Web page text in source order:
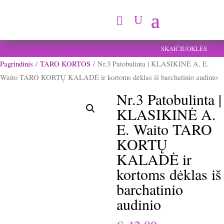
SKAIČIUOKLĖS
Pagrindinis / TARO KORTOS / Nr.3 Patobulinta | KLASIKINĖ A. E.
Waito TARO KORTŲ KALADĖ ir kortoms dėklas iš barchatinio audinio
Nr.3 Patobulinta |
KLASIKINĖ A.
E. Waito TARO
KORTŲ
KALADĖ ir
kortoms dėklas iš
barchatinio
audinio